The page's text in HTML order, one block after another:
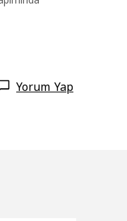
Yorum Yap